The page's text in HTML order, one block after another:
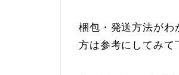
梱包・発送方法がわ
方は参考にしてみて